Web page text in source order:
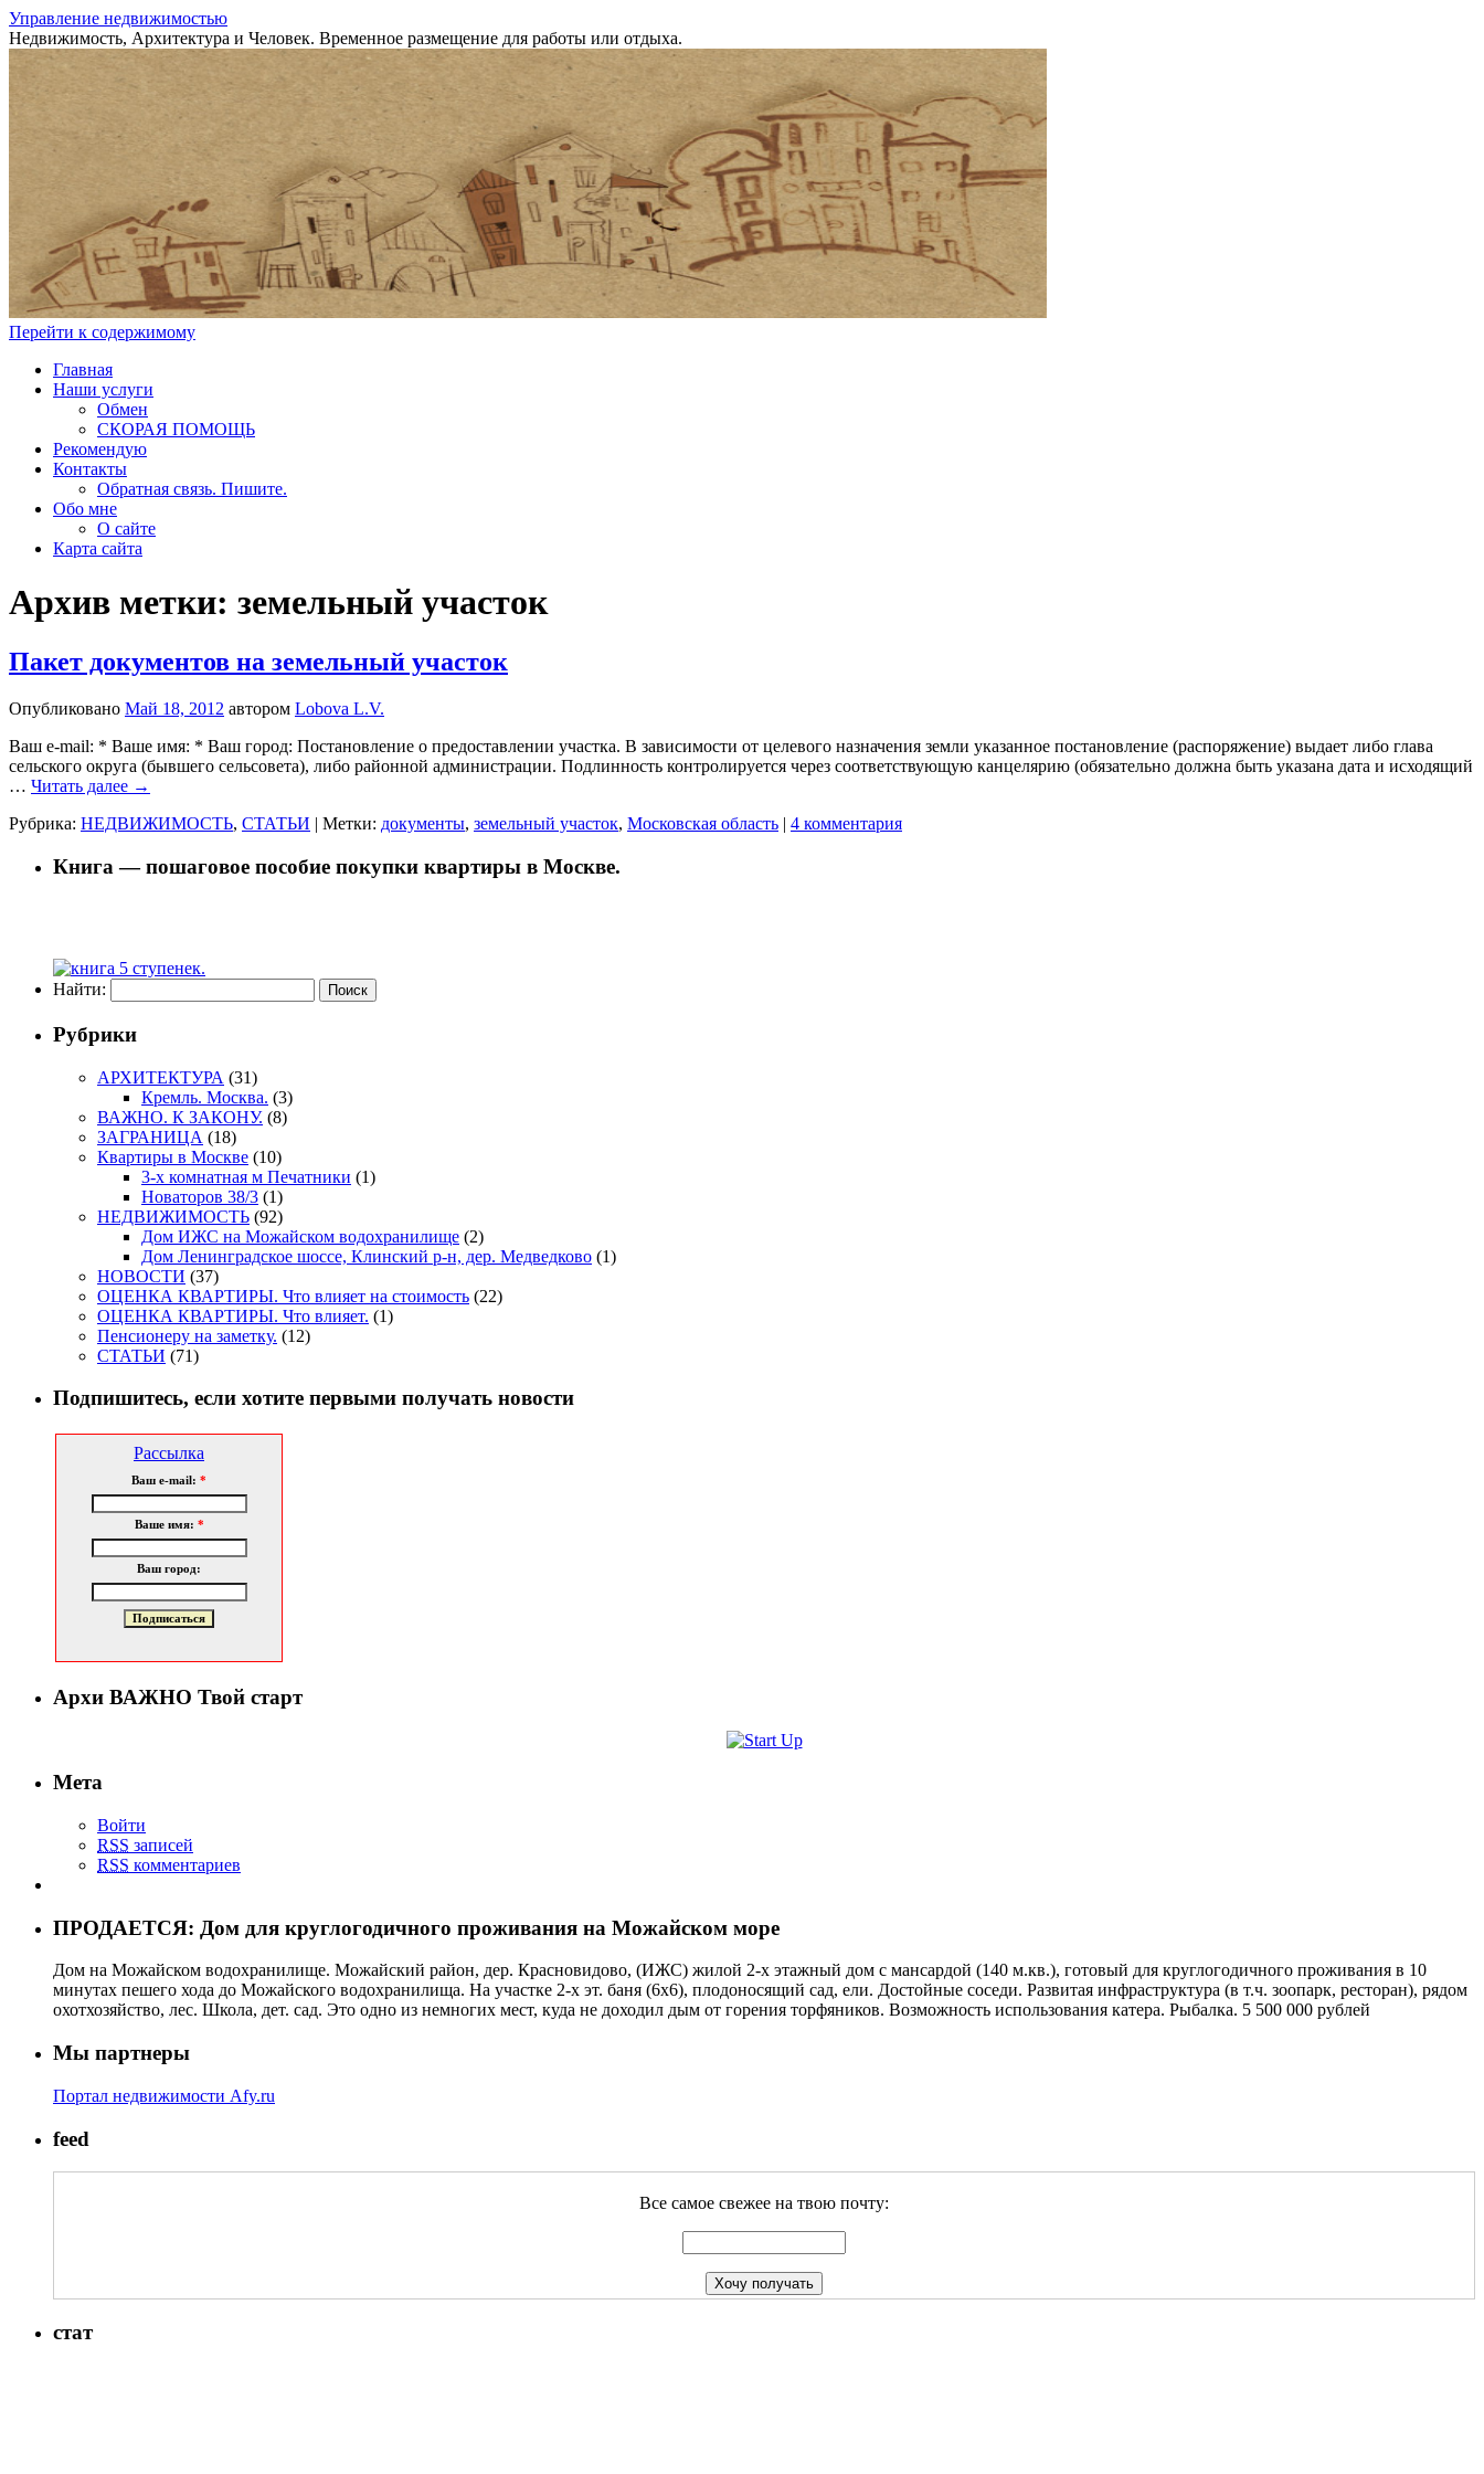
Управление недвижимостью
Недвижимость, Архитектура и Человек. Временное размещение для работы или отдыха.
Перейти к содержимому
Главная
Наши услуги
Обмен
СКОРАЯ ПОМОЩЬ
Рекомендую
Контакты
Обратная связь. Пишите.
Обо мне
О сайте
Карта сайта
Архив метки: земельный участок
Пакет документов на земельный участок
Опубликовано Май 18, 2012 автором Lobova L.V.
Ваш e-mail: * Ваше имя: * Ваш город: Постановление о предоставлении участка. В зависимости от целевого назначения земли указанное постановление (распоряжение) выдает либо глава
сельского округа (бывшего сельсовета), либо районной администрации. Подлинность контролируется через соответствующую канцелярию (обязательно должна быть указана дата и исходящий
… Читать далее →
Рубрика: НЕДВИЖИМОСТЬ, СТАТЬИ | Метки: документы, земельный участок, Московская область | 4 комментария
Книга — пошаговое пособие покупки квартиры в Москве.
Найти:
Рубрики
АРХИТЕКТУРА (31)
Кремль. Москва. (3)
ВАЖНО. К ЗАКОНУ. (8)
ЗАГРАНИЦА (18)
Квартиры в Москве (10)
3-х комнатная м Печатники (1)
Новаторов 38/3 (1)
НЕДВИЖИМОСТЬ (92)
Дом ИЖС на Можайском водохранилище (2)
Дом Ленинградское шоссе, Клинский р-н, дер. Медведково (1)
НОВОСТИ (37)
ОЦЕНКА КВАРТИРЫ. Что влияет на стоимость (22)
ОЦЕНКА КВАРТИРЫ. Что влияет. (1)
Пенсионеру на заметку. (12)
СТАТЬИ (71)
Подпишитесь, если хотите первыми получать новости
Рассылка
Ваш e-mail: *
Ваше имя: *
Ваш город:
Архи ВАЖНО Твой старт
Мета
Войти
RSS записей
RSS комментариев
ПРОДАЕТСЯ: Дом для круглогодичного проживания на Можайском море
Дом на Можайском водохранилище. Можайский район, дер. Красновидово, (ИЖС) жилой 2-х этажный дом с мансардой (140 м.кв.), готовый для круглогодичного проживания в 10
минутах пешего хода до Можайского водохранилища. На участке 2-х эт. баня (6х6), плодоносящий сад, ели. Достойные соседи. Развитая инфраструктура (в т.ч. зоопарк, ресторан), рядом
охотхозяйство, лес. Школа, дет. сад. Это одно из немногих мест, куда не доходил дым от горения торфяников. Возможность использования катера. Рыбалка. 5 500 000 рублей
Мы партнеры
Портал недвижимости Afy.ru
feed
Все самое свежее на твою почту:
стат